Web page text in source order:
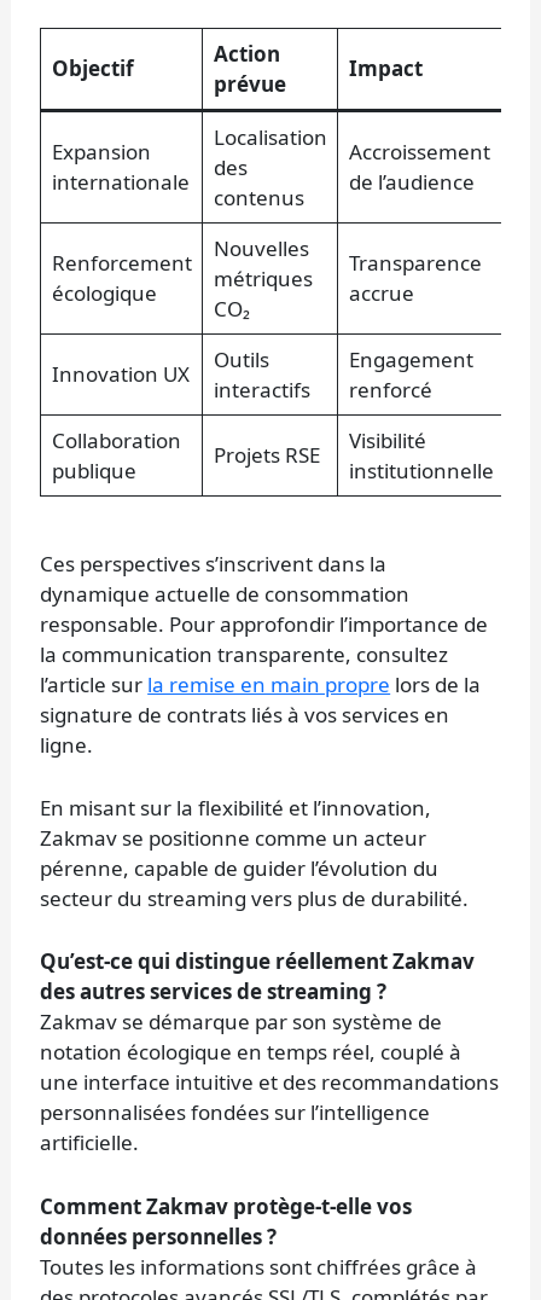
Objectif
Action
prévue
Impact
Expansion
internationale
Localisation
des
contenus
Accroissement
de l’audience
Renforcement
écologique
Nouvelles
métriques
CO₂
Transparence
accrue
Innovation UX
Outils
interactifs
Engagement
renforcé
Collaboration
publique
Projets RSE
Visibilité
institutionnelle
Ces perspectives s’inscrivent dans la
dynamique actuelle de consommation
responsable. Pour approfondir l’importance de
la communication transparente, consultez
l’article sur la remise en main propre lors de la
signature de contrats liés à vos services en
ligne.
En misant sur la flexibilité et l’innovation,
Zakmav se positionne comme un acteur
pérenne, capable de guider l’évolution du
secteur du streaming vers plus de durabilité.
Qu’est-ce qui distingue réellement Zakmav
des autres services de streaming ?
Zakmav se démarque par son système de
notation écologique en temps réel, couplé à
une interface intuitive et des recommandations
personnalisées fondées sur l’intelligence
artificielle.
Comment Zakmav protège-t-elle vos
données personnelles ?
Toutes les informations sont chiffrées grâce à